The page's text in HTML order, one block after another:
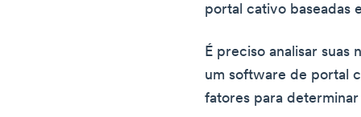
portal cativo baseadas
É preciso analisar suas
um software de portal
fatores para